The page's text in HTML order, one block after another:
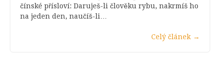
čínské přísloví: Daruješ-li člověku rybu, nakrmíš ho
na jeden den, naučíš-li…
Celý článek →